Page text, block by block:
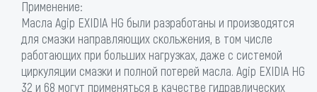
Применение:
Масла Agip EXIDIA HG были разработаны и производятся
для смазки направляющих скольжения, в том числе
работающих при больших нагрузках, даже с системой
циркуляции смазки и полной потерей масла. Agip EXIDIA HG
32 и 68 могут применяться в качестве гидравлических